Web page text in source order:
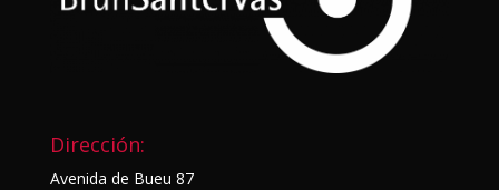
Dirección:
Avenida de Bueu 87